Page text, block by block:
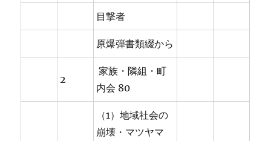
目撃者
原爆弾書類綴から
2
家族・隣組・町
内会 80
（1）地域社会の
崩壊・マツヤマ